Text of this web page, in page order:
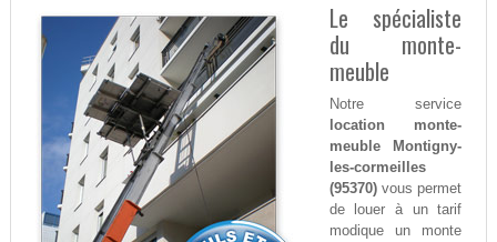
Le spécialiste
du monte-
meuble
Notre service
location monte-
meuble Montigny-
les-cormeilles
(95370)vous permet
de louer à un tarif
modique un monte